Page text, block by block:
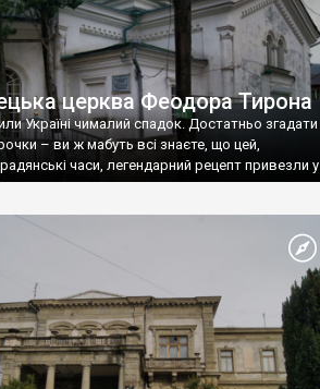
церква Феодора Тирона
Україні чималий спадок. Достатньо згадати
– ви ж мабуть всі знаєте, що цей,
часи, легендарний рецепт привезли у